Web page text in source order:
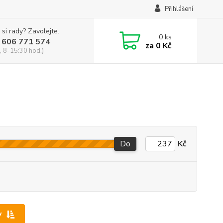
Přihlášení
rady? Zavolejte.
771 574
8-15:30 hod.)
0ks
za 0 Kč
Do Kč